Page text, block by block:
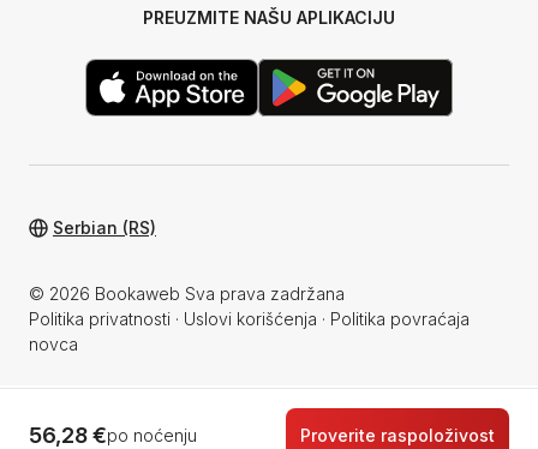
56,28 €po noćenju Proverite raspoloživost
PREUZMITE NAŠU APLIKACIJU
© 2026 Bookaweb Sva prava zadržana
Politika privatnosti · Uslovi korišćenja · Politika povraćaja
novca
Serbian (RS)